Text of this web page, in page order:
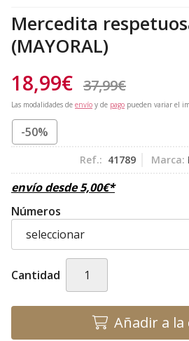
Mercedita
(MAYORAL)
18,99€ 37,99€
Las modalidades de envío y de pago pueden variar el
-50%
Ref.: 41789 Marca:
envío desde5,00€*
Números
Cantidad
Añadir a la